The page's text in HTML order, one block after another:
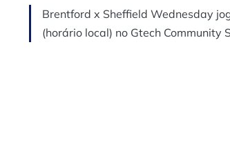
Brentford x Sheffield Wednesday
(horário local) no Gtech Community